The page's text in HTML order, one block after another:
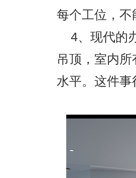
每个工位，
4、现代的
吊顶，室内
水平。这件